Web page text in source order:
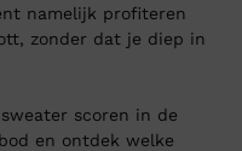
namelijk profiteren
zonder dat je diep in
scoren in de
en ontdek welke